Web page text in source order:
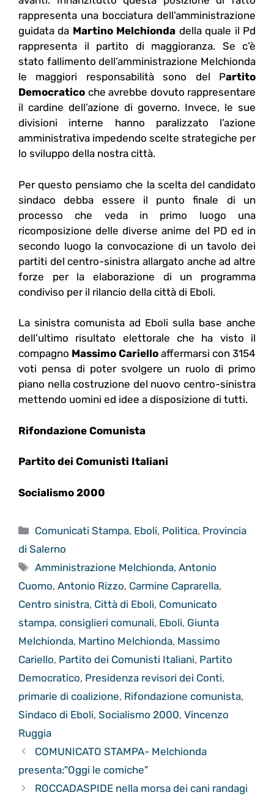
rappresenta una bocciatura dell’amministrazione
guidata da Martino Melchionda della quale il Pd
rappresenta il partito di maggioranza. Se c’è
stato fallimento dell’amministrazione Melchionda
le maggiori responsabilità sono del Partito
Democratico che avrebbe dovuto rappresentare
il cardine dell’azione di governo. Invece, le sue
divisioni interne hanno paralizzato l’azione
amministrativa impedendo scelte strategiche per
lo sviluppo della nostra città.
Per questo pensiamo che la scelta del candidato
sindaco debba essere il punto finale di un
processo che veda in primo luogo una
ricomposizione delle diverse anime del PD ed in
secondo luogo la convocazione di un tavolo dei
partiti del centro-sinistra allargato anche ad altre
forze per la elaborazione di un programma
condiviso per il rilancio della città di Eboli.
La sinistra comunista ad Eboli sulla base anche
dell’ultimo risultato elettorale che ha visto il
compagno Massimo Cariello affermarsi con 3154
voti pensa di poter svolgere un ruolo di primo
piano nella costruzione del nuovo centro-sinistra
mettendo uomini ed idee a disposizione di tutti.
Rifondazione Comunista
Partito dei Comunisti Italiani
Socialismo 2000
Categorie
Comunicati Stampa, Eboli, Politica, Provincia
di Salerno
Tag
Amministrazione Melchionda,Antonio
Cuomo, Antonio Rizzo, Carmine Caprarella,
Centro sinistra, Città di Eboli, Comunicato
stampa, consiglieri comunali, Eboli, Giunta
Melchionda, Martino Melchionda, Massimo
Cariello, Partito dei Comunisti Italiani, Partito
Democratico, Presidenza revisori dei Conti,
primarie di coalizione, Rifondazione comunista,
Sindaco di Eboli, Socialismo 2000, Vincenzo
Ruggia
COMUNICATO STAMPA- Melchionda
presenta:"Oggi le comiche"
ROCCADASPIDE nella morsa dei cani randagi